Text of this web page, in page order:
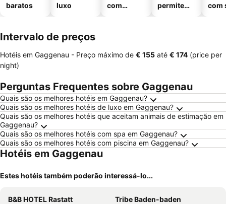
baratos
luxo
com
permitem
com
Intervalo de preços
Hotéis em Gaggenau - Preço máximo de ‎€ 155 até ‎€ 174 (price per
night)
Perguntas Frequentes sobre Gaggenau
Quais são os melhores hotéis em Gaggenau?
Quais são os melhores hotéis de luxo em Gaggenau?
Quais são os melhores hotéis que aceitam animais de estimação em
Gaggenau?
Quais são os melhores hotéis com spa em Gaggenau?
Quais são os melhores hotéis com piscina em Gaggenau?
Hotéis em Gaggenau
Estes hotéis também poderão interessá-lo...
B&B HOTEL Rastatt
Tribe Baden-baden